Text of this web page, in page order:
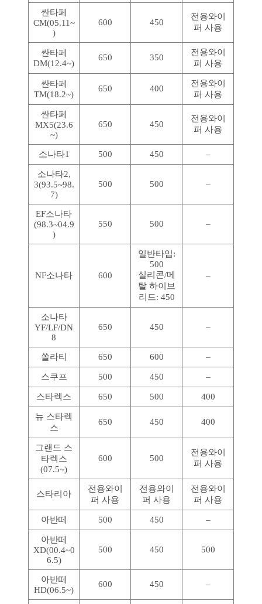
싼타페
CM(05.11~
)
600 450
전용와이
퍼 사용
싼타페
DM(12.4~)
650 350
전용와이
퍼 사용
싼타페
TM(18.2~)
650 400
전용와이
퍼 사용
싼타페
MX5(23.6
~)
650 450
전용와이
퍼 사용
소나타1 500 450 –
소나타2,
3(93.5~98.
7)
500 500 –
EF소나타
(98.3~04.9
)
550 500 –
NF소나타 600
일반타입:
500
실리콘/메
탈 하이브
리드: 450
–
소나타
YF/LF/DN
8
650 450 –
쏠라티 650 600 –
스쿠프 500 450 –
스타렉스 650 500 400
뉴 스타렉
스
650 450 400
그랜드 스
타렉스
(07.5~)
600 500
전용와이
퍼 사용
스타리아
전용와이
퍼 사용
전용와이
퍼 사용
전용와이
퍼 사용
아반떼 500 450 –
아반떼
XD(00.4~0
6.5)
500 450 500
아반떼
HD(06.5~)
600 450 –